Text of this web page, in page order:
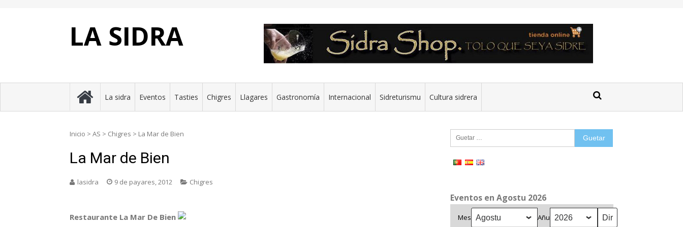
LA SIDRA
La sidra Eventos Tasties Chigres Llagares Gastronomía Internacional Sidreturismu Cultura sidrera
Inicio > AS > Chigres > La Mar de Bien
La Mar de Bien
lasidra 9 de payares, 2012 Chigres
Restaurante La Mar De Bien
Guetar:
Eventos en Agostu 2026
Mes Añu